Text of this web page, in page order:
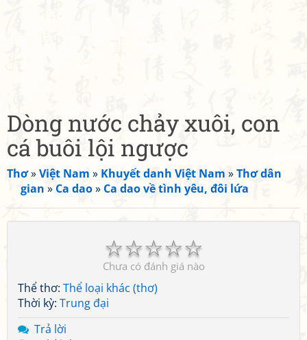
Dòng nước chảy xuôi, con
cá buôi lội ngược
Thơ»Việt Nam » Khuyết danh Việt Nam »Thơ dân
gian » Ca dao» Ca dao về tình yêu, đôi lứa
☆
☆
☆
☆
☆
Chưa có đánh giá nào
Thể thơ: Thể loại khác (thơ)
Thời kỳ: Trung đại
Trả lời